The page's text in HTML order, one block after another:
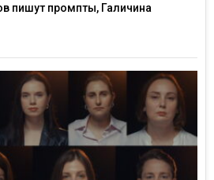
пишут промпты, Галичина